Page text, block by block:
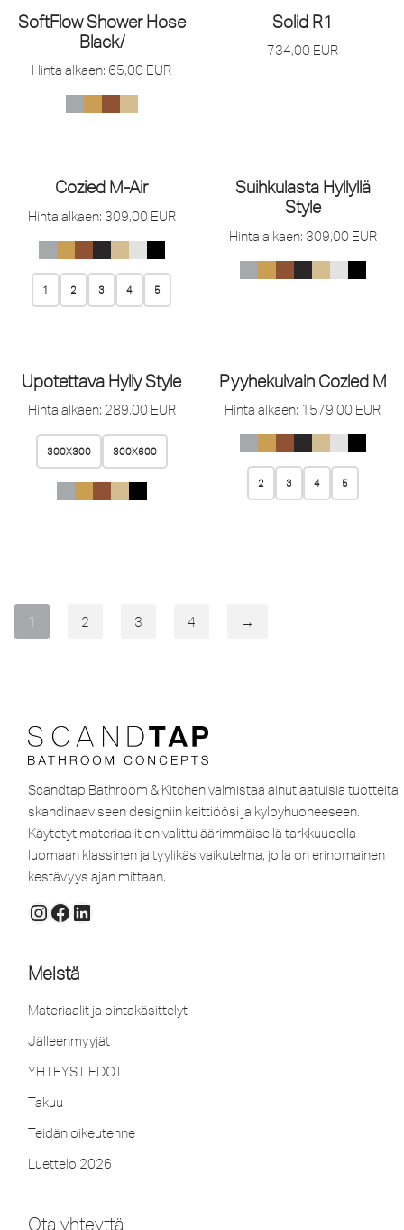
SoftFlow Shower Hose
Black/
Hinta alkaen: 65,00 EUR
Solid R1
734,00 EUR
Cozied M-Air
Hinta alkaen: 309,00 EUR
1 2 3 4 5
Suihkulasta Hyllyllä
Style
Hinta alkaen: 309,00 EUR
Upotettava Hylly Style
Hinta alkaen: 289,00 EUR
300X300 300X600
Pyyhekuivain Cozied M
Hinta alkaen: 1579,00 EUR
2 3 4 5
1 2 3 4 →
Scandtap Bathroom & Kitchen valmistaa ainutlaatuisia tuotteita
skandinaaviseen designiin keittiöösi ja kylpyhuoneeseen.
Käytetyt materiaalit on valittu äärimmäisellä tarkkuudella
luomaan klassinen ja tyylikäs vaikutelma, jolla on erinomainen
kestävyys ajan mittaan.
Meistä
Materiaalit ja pintakäsittelyt
Jälleenmyyjät
YHTEYSTIEDOT
Takuu
Teidän oikeutenne
Luettelo 2026
Ota yhteyttä